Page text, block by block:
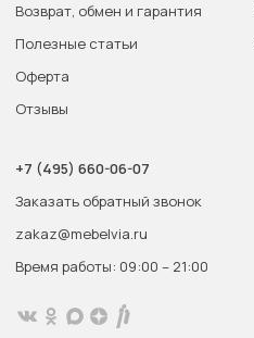
Возврат, обмен и гарантия
Полезные статьи
Оферта
Отзывы
+7 (495) 660-06-07
Заказать обратный звонок
zakaz@mebelvia.ru
Время работы: 09:00 – 21:00